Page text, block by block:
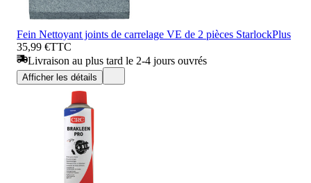
Fein Nettoyant joints de carrelage VE de 2 pièces StarlockPlus
35,99 €TTC
Livraison au plus tard le 2-4 jours ouvrés
Afficher les détails